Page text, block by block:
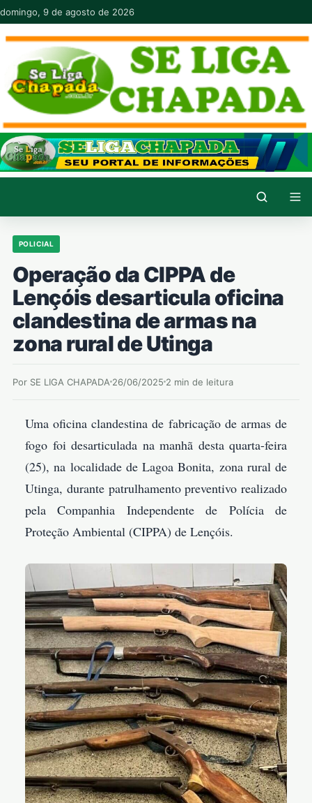
Pular para o conteúdo
domingo, 9 de agosto de 2026
POLICIAL
Operação da CIPPA de
Lençóis desarticula oficina
clandestina de armas na
zona rural de Utinga
Por SE LIGA CHAPADA 26/06/2025 2 min de leitura
Uma oficina clandestina de fabricação de armas de
fogo foi desarticulada na manhã desta quarta-feira
(25), na localidade de Lagoa Bonita, zona rural de
Utinga, durante patrulhamento preventivo realizado
pela Companhia Independente de Polícia de
Proteção Ambiental (CIPPA) de Lençóis.